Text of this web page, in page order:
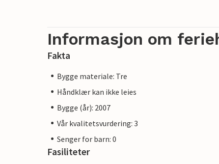
Informasjon om
Fakta
Bygge materiale: Tre
Håndklær kan ikke leies
Bygge (år): 2007
Vår kvalitetsvurdering: 3
Senger for barn: 0
Fasiliteter